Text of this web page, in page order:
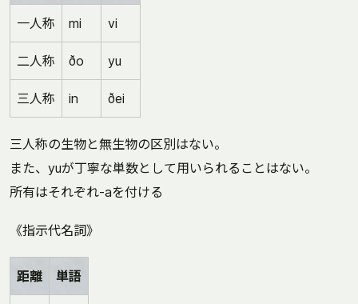
一人称 mi vi
二人称 ðo yu
三人称 in ðei
三人称の生物と無生物の区別はない。
また、yuが丁寧な単数として用いられることはない。
所有はそれぞれ-aを付ける
《指示代名詞》
距離 単語